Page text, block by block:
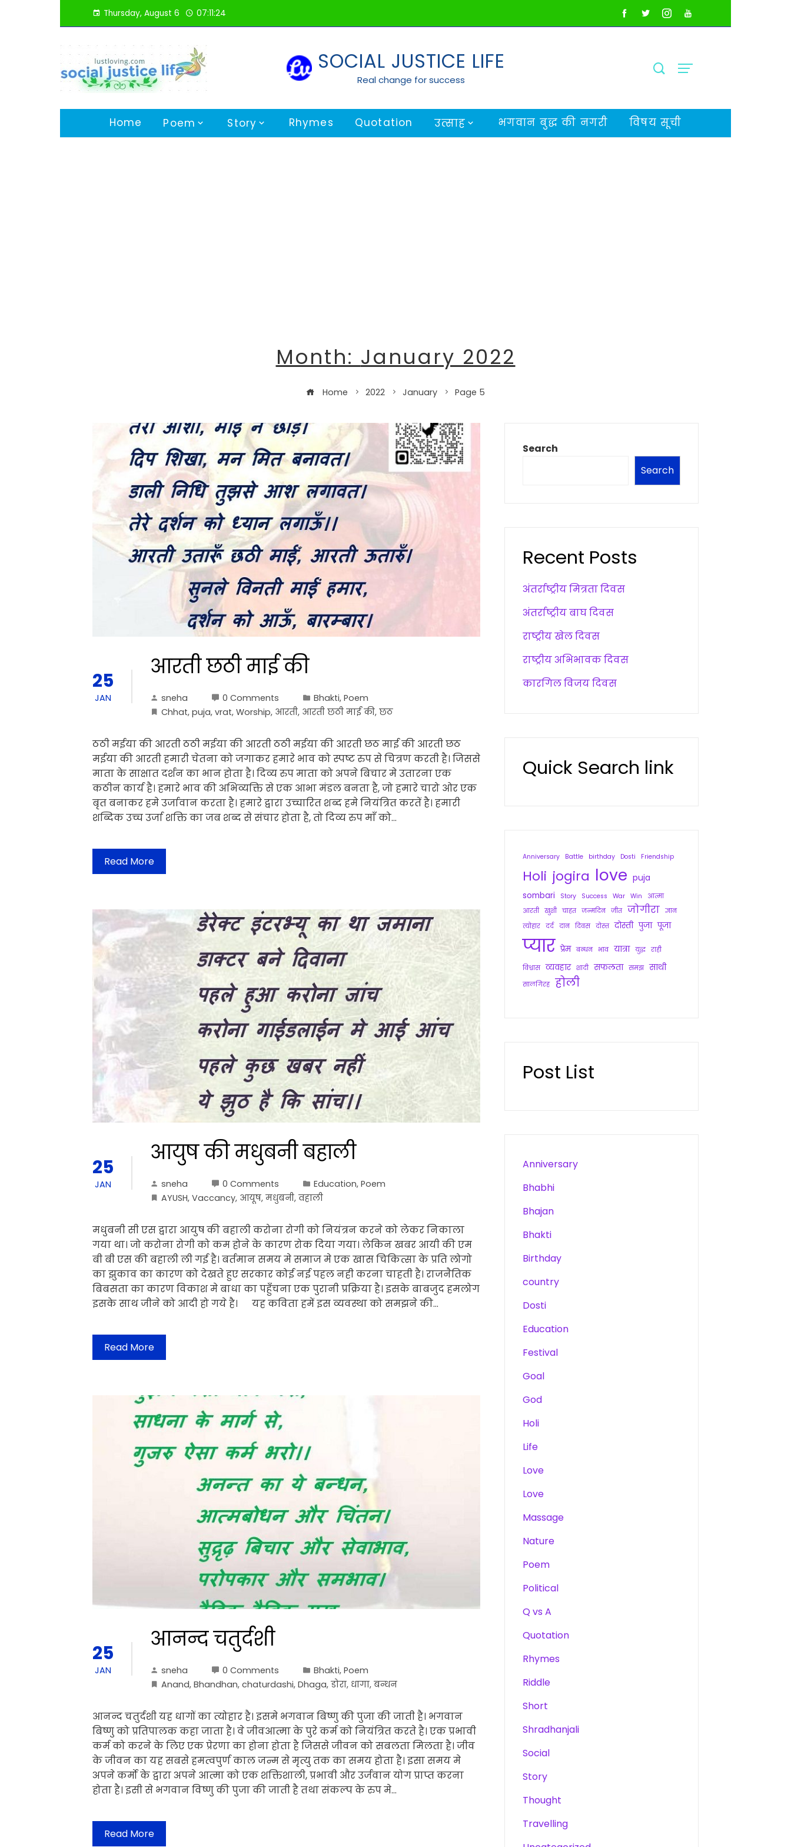
Thursday, August 6 07:11:25
SOCIAL JUSTICE LIFE
Real change for success
Home Poem Story Rhymes Quotation उत्साह भगवान बुद्ध की नगरी विषय सूची
Month: January 2022
Home 2022 January Page 5
25
JAN
आरती छठी माई की
sneha 0 Comments Bhakti, Poem
Chhat, puja, vrat, Worship, आरती, आरती छठी माई की, छठ
ठठी मईया की आरती ठठी मईया की आरती ठठी मईया की आरती छठ माई की आरती छठ
मईया की आरती हमारी चेतना को जगाकर हमारे भाव को स्पष्ट रुप से चित्रण करती है। जिससे
माता के साक्षात दर्शन का भान होता है। दिव्य रुप माता को अपने बिचार मे उतारना एक
कठीन कार्य है। हमारे भाव की अभिव्यक्ति से एक आभा मंडल बनता है, जो हमारे चारो ओर एक
बृत बनाकर हमे उर्जावान करता है। हमारे द्वारा उच्चारित शब्द हमे नियंत्रित करतें है। हमारी
शब्दिक उच्च उर्जा शक्ति का जब शब्द से संचार होता है, तो दिव्य रुप माँ को…
Read More
25
JAN
आयुष की मधुबनी बहाली
sneha 0 Comments Education, Poem
AYUSH, Vaccancy, आयूष, मधुबनी, वहाली
मधुबनी सी एस द्वारा आयुष की बहाली करोना रोगी को नियंत्रन करने को लेकर निकाला
गया था। जो करोना रोगी को कम होने के कारण रोक दिया गया। लेकिन खबर आयी की एम
बी बी एस की बहाली ली गई है। बर्तमान समय मे समाज मे एक खास चिकित्सा के प्रति लोगो
का झुकाव का कारण को देखते हुए सरकार कोई नई पहल नही करना चाहती है। राजनैतिक
बिबसता का कारण विकाश मे बाधा का पहुँचना एक पुरानी प्रक्रिया है। इसके बाबजुद हमलोग
इसके साथ जीने को आदी हो गये है। यह कविता हमें इस व्यवस्था को समझने की…
Read More
25
JAN
आनन्द चतुर्दशी
sneha 0 Comments Bhakti, Poem
Anand, Bhandhan, chaturdashi, Dhaga, डोरा, धागा, बन्धन
आनन्द चतुर्दशी यह धागों का त्योहार है। इसमे भगवान बिष्णु की पुजा की जाती है। भगवान
बिष्णु को प्रतिपालक कहा जाता है। वे जीवआत्मा के पुरे कर्म को नियंत्रित करते है। एक प्रभावी
कर्म को करने के लिए एक प्रेरणा का होना होता है जिससे जीवन को सबलता मिलता है। जीव
के जीवन का यह सबसे हमत्वपुर्ण काल जन्म से मृत्यु तक का समय होता है। इसा समय मे
अपने कर्मो के द्वारा अपने आत्मा को एक शक्तिशाली, प्रभावी और उर्जवान योग प्राप्त करना
होता है। इसी से भगवान विष्णु की पुजा की जाती है तथा संकल्प के रुप मे…
Read More
Search
Search
Recent Posts
अंतर्राष्ट्रीय मित्रता दिवस
अंतर्राष्ट्रीय बाघ दिवस
राष्ट्रीय खेल दिवस
राष्ट्रीय अभिभावक दिवस
कारगिल विजय दिवस
Quick Search link
Anniversary Battle birthday Dosti Friendship
Holi jogira love puja
sombari
Story Success War Win
आत्मा
आरती खुशी चाहत जन्मदिन जीत जोगीरा
ज्ञान
त्योहार
दर्द दान दिवस दोस्त दोस्ती पुजा पूजा
प्यार प्रेम बन्धन भाव यात्रा युद्ध राही
विश्वास व्यवहार शादी सफलता समझ साथी
सालगिरह होली
Post List
Anniversary
Bhabhi
Bhajan
Bhakti
Birthday
country
Dosti
Education
Festival
Goal
God
Holi
Life
Love
Love
Massage
Nature
Poem
Political
Q vs A
Quotation
Rhymes
Riddle
Short
Shradhanjali
Social
Story
Thought
Travelling